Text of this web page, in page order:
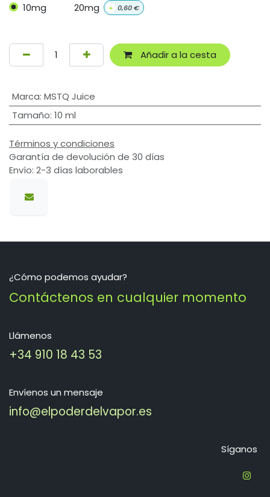
10mg 20mg + 0,60€
Añadir a la cesta
Marca: MSTQ Juice
Tamaño: 10 ml
Términos y condiciones
Garantía de devolución de 30 días
Envío: 2-3 días laborables
¿Cómo podemos ayudar?
Contáctenos en cualquier momento
Llámenos
+34 910 18 43 53
Envíenos un mensaje
info@elpoderdelvapor.es
Síganos